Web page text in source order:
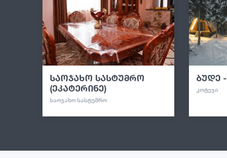
საოჯახო სასტუმრო
(ეკატერინე)
ᲡᲐᲝᲯᲐᲮᲝ ᲡᲐᲡᲢᲣᲛᲠᲝ
ბუდე
ᲙᲝᲢᲔᲯᲘ